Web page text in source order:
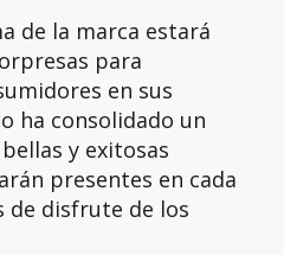
de la marca estará
para
en sus
ha consolidado un
y exitosas
presentes en cada
de disfrute de los